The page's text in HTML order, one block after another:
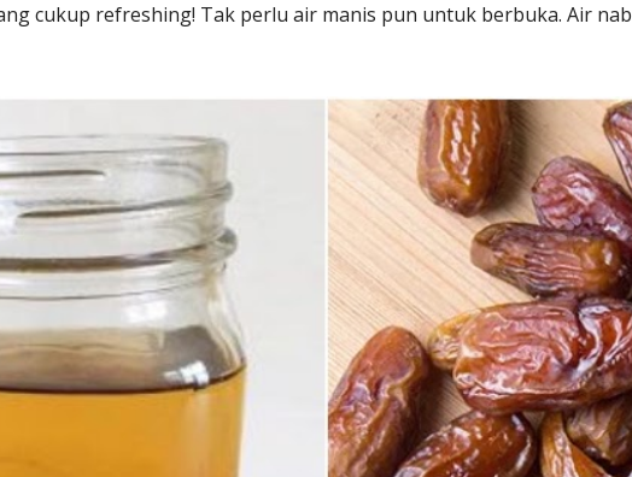
cukup refreshing! Tak perlu air manis pun untuk berbuka. Air